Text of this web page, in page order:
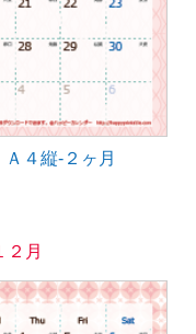
４縦-２ヶ月
２月